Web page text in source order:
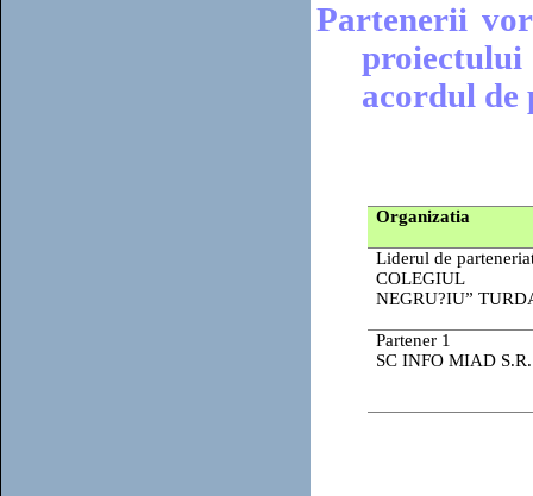
Partenerii
acordul de
Organizatia
Liderul de
COLEGIUL
NEGRU?IU”
Partener 1
SC INFO MIAD S.R.